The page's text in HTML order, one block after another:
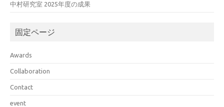
中村研究室 2025年度の成果
固定ページ
Awards
Collaboration
Contact
event